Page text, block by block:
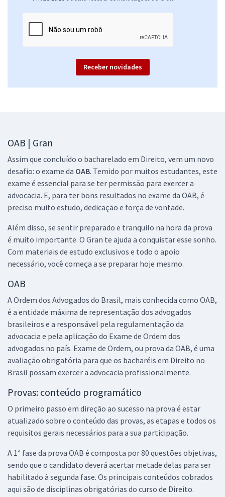
12x de
Comprar
2ª Fase OAB — 47º Exame — Direito Constitucional
R$49,91
Comprar
2ª Fase OAB — 47º Exame - Direito Empresarial
12x deR$49,91
ou R$ 598,90 à vista
Comprar
2ª Fase OAB — 47º Exame — Direito Civil (Repescagem)
12x deR$29,90
Comprar
2ª Fase OAB — 47º Exame — Direito Penal (Repescagem)
R$ 29,90
ou R$ 358,80 à vista
Receber novidades
OAB | Gran
Assim que concluído o bacharelado em Direito, vem um novo
desafio: o exame da OAB. Temido por muitos estudantes, este
exame é essencial para se ter permissão para exercer a
advocacia. E, para ter bons resultados no exame da OAB, é
preciso muito estudo, dedicação e força de vontade.
Além disso, se sentir preparado e tranquilo na hora da prova
é muito importante. O Gran te ajuda a conquistar esse sonho.
Com materiais de estudo exclusivos e todo o apoio
necessário, você começa a se preparar hoje mesmo.
OAB
A Ordem dos Advogados do Brasil, mais conhecida como OAB,
é a entidade máxima de representação dos advogados
brasileiros e a responsável pela regulamentação da
advocacia e pela aplicação do Exame de Ordem dos
advogados no país. Exame de Ordem, ou prova da OAB, é uma
avaliação obrigatória para que os bacharéis em Direito no
Brasil possam exercer a advocacia profissionalmente.
Provas: conteúdo programático
O primeiro passo em direção ao sucesso na prova é estar
atualizado sobre o conteúdo das provas, as etapas e todos os
requisitos gerais necessários para a sua participação.
A 1ª fase da prova OAB é composta por 80 questões objetivas,
sendo que o candidato deverá acertar metade delas para ser
habilitado à segunda fase. Os principais conteúdos cobrados
aqui são de disciplinas obrigatórias do curso de Direito.